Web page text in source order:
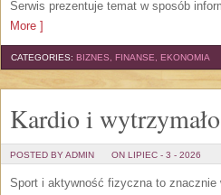
Serwis prezentuje temat w sposób
More ]
CATEGORIES: BIZNES, FINANSE, EKONOMIA
Kardio i
POSTED BY ADMIN ON LIPIEC - 3 - 2026
Sport i aktywność fizyczna to